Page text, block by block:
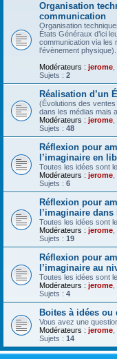
Organisation
communication
Organisation
États Généraux d’ici
communication via les
l’évènement physique).
Modérateurs : jerome
Sujets : 2
Réalisation d’un
(Évolutions des
dans les médias mais
Modérateurs : jerome
Sujets : 48
Réflexion pour
l’imaginaire en
Toutes les idées sont
Modérateurs : jerome
Sujets : 6
Réflexion pour
l’imaginaire
Toutes les idées sont
Modérateurs : jerome
Sujets : 19
Réflexion pour
l’imaginaire au
Toutes les idées sont
Modérateurs : jerome
Sujets : 4
Boites à idées ou
Vous avez une
Modérateurs : jerome
Sujets : 14